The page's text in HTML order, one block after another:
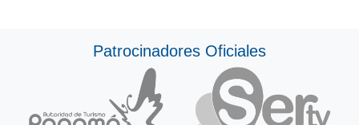
Patrocinadores Oficiales